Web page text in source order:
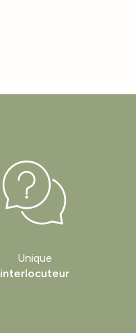
Unique
interlocuteur